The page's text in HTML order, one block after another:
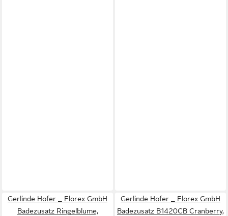
Gerlinde Hofer _ Florex GmbH
Badezusatz Ringelblume,
Gerlinde Hofer _ Florex GmbH
Badezusatz B1420CB Cranberry,